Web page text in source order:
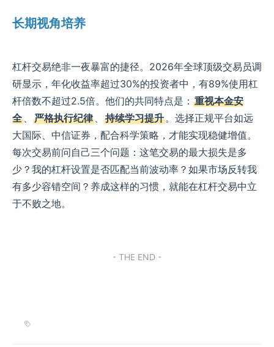
长期视角培养
杠杆交易绝非一夜暴富的捷径。2026年全球顶级交易员调
研显示，年化收益率超过30%的投资者中，有89%使用杠
杆倍数不超过2.5倍。他们的共同特点是： 重视本金安
全 、 严格执行纪律 、 持续学习提升。选择正规平台如远
大国际、中信证券，配合科学策略，才能实现稳健增值。
每次交易前问自己三个问题：这笔交易的最大损失是多
少？我的杠杆设置是否匹配当前波动率？如果市场反转我
有多少容错空间？养成这样的习惯，就能在杠杆交易中立
于不败之地。
- THE END -